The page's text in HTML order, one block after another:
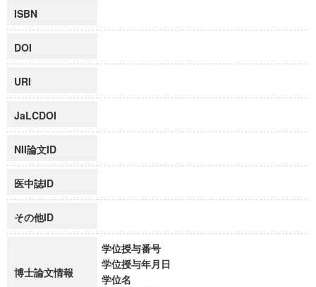
ISBN
DOI
URI
JaLCDOI
NII論文ID
医中誌ID
その他ID
博士論文情報
学位授与番号
学位授与年月日
学位名